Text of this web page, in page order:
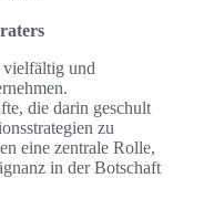
und
die darin geschult
zu
eine zentrale Rolle,
in der Botschaft